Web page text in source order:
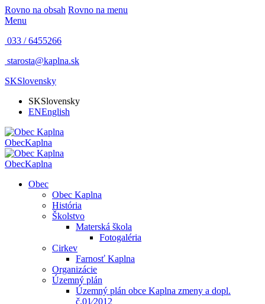
Rovno na obsah Rovno na menu
Menu
033 / 6455266
starosta@kaplna.sk
SKSlovensky
SKSlovensky
ENEnglish
ObecKaplna
ObecKaplna
Obec
Obec Kaplna
História
Školstvo
Materská škola
Fotogaléria
Cirkev
Farnosť Kaplna
Organizácie
Územný plán
Územný plán obce Kaplna zmeny a dopl.
č.01⁄2012